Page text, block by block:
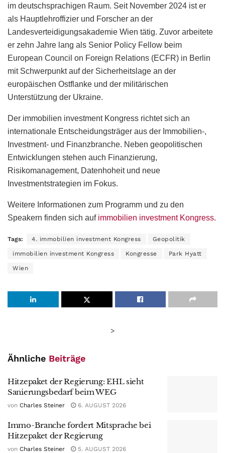
im deutschsprachigen Raum. Seit November 2024 ist er
als Hauptlehroffizier und Forscher an der
Landesverteidigungsakademie Wien tätig. Zuvor arbeitete
er zehn Jahre lang als Senior Policy Fellow beim
European Council on Foreign Relations (ECFR) in Berlin
mit Schwerpunkt auf der Sicherheitslage an der
europäischen Ostflanke und der militärischen
Unterstützung der Ukraine.
Der immobilien investment Kongress richtet sich an
internationale Entscheidungsträger aus der Immobilien-,
Investment- und Finanzbranche. Neben geopolitischen
Entwicklungen stehen auch Finanzierung,
Risikomanagement, Datenhoheit und neue
Investmentstrategien im Fokus.
Weitere Informationen zum Programm und zu den
Speakern finden sich aufimmobilien investment Kongress.
Tags: 4. immobilien investment Kongress Geopolitik
immobilien investment Kongress Kongresse Park Hyatt
Wien
>
Ähnliche Beiträge
Hitzepaket der Regierung: EHL sieht
Sanierungsbedarf beim WEG
von Charles Steiner 6. AUGUST 2026
Immo-Branche fordert Mitsprache bei
Hitzepaket der Regierung
von Charles Steiner 5. AUGUST 2026